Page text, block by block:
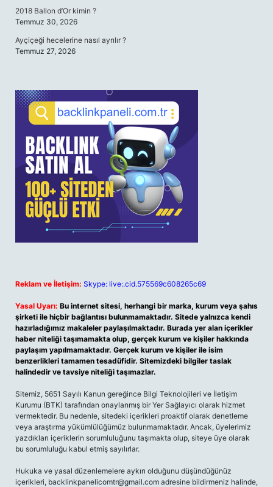
2018 Ballon d’Or kimin ?
Temmuz 30, 2026
Ayçiçeği hecelerine nasıl ayrılır ?
Temmuz 27, 2026
Reklam ve İletişim: Skype: live:.cid.575569c608265c69
Yasal Uyarı: Bu internet sitesi, herhangi bir marka, kurum veya şahıs
şirketi ile hiçbir bağlantısı bulunmamaktadır. Sitede yalnızca kendi
hazırladığımız makaleler paylaşılmaktadır. Burada yer alan içerikler
haber niteliği taşımamakta olup, gerçek kurum ve kişiler hakkında
paylaşım yapılmamaktadır. Gerçek kurum ve kişiler ile isim
benzerlikleri tamamen tesadüfidir. Sitemizdeki bilgiler taslak
halindedir ve tavsiye niteliği taşımazlar.
Sitemiz, 5651 Sayılı Kanun gereğince Bilgi Teknolojileri ve İletişim
Kurumu (BTK) tarafından onaylanmış bir Yer Sağlayıcı olarak hizmet
vermektedir. Bu nedenle, sitedeki içerikleri proaktif olarak denetleme
veya araştırma yükümlülüğümüz bulunmamaktadır. Ancak, üyelerimiz
yazdıkları içeriklerin sorumluluğunu taşımakta olup, siteye üye olarak
bu sorumluluğu kabul etmiş sayılırlar.
Hukuka ve yasal düzenlemelere aykırı olduğunu düşündüğünüz
içerikleri, backlinkpanelicomtr@gmail.com adresine bildirmeniz halinde,